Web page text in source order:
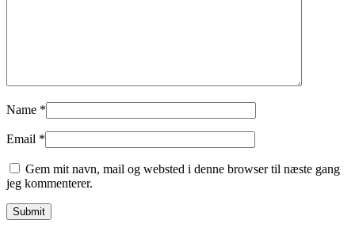
Name *
Email *
Gem mit navn, mail og websted i denne browser til næste gang
jeg kommenterer.